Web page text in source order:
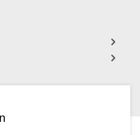
De esta manera, la Pintura de